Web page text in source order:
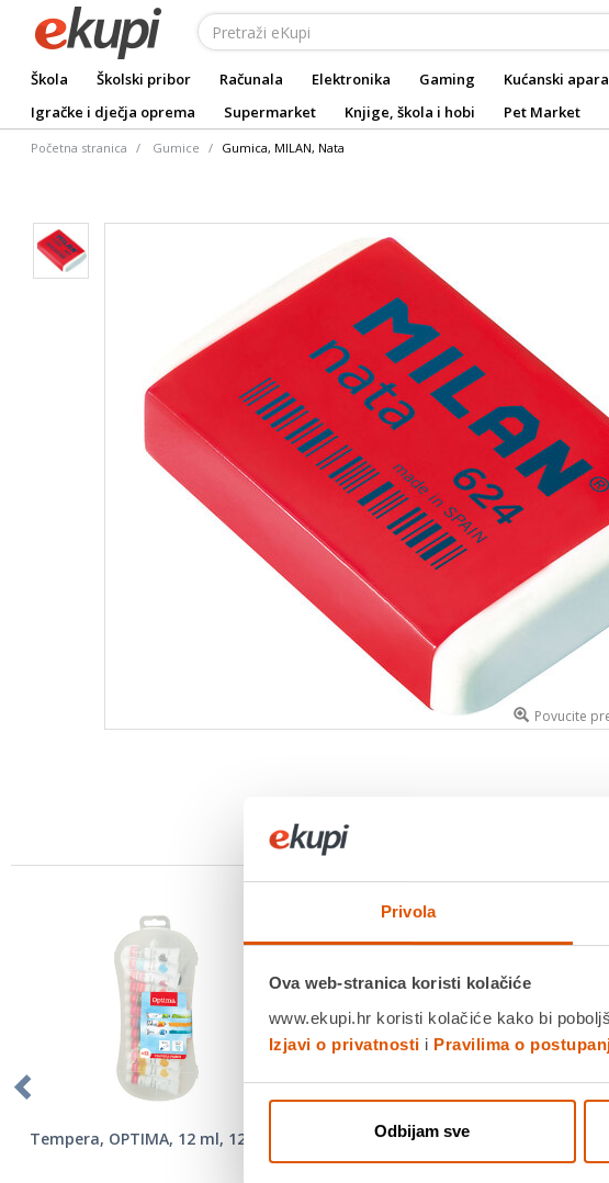
Privola
Ova web-stranica koristi kolačiće
www.ekupi.hr koristi kolačiće kako bi
Izjavi o privatnosti i Pravilima o
Odbijam sve
Škola Školski pribor Računala Elektronika Gaming Kućanski
Igračke i dječja oprema
Supermarket Knjige, škola i hobi Pet Market
Početna stranica Gumice Gumica, MILAN, Nata
Povucite
Tempera, OPTIMA, 12 ml, 12 boja Škare, OPTIMA, Comfort